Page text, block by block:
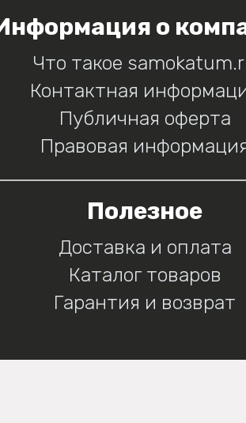
о
Что такое
Контактная
Публичная оферта
Правовая
Полезное
Доставка и оплата
Каталог товаров
Гарантия и возврат